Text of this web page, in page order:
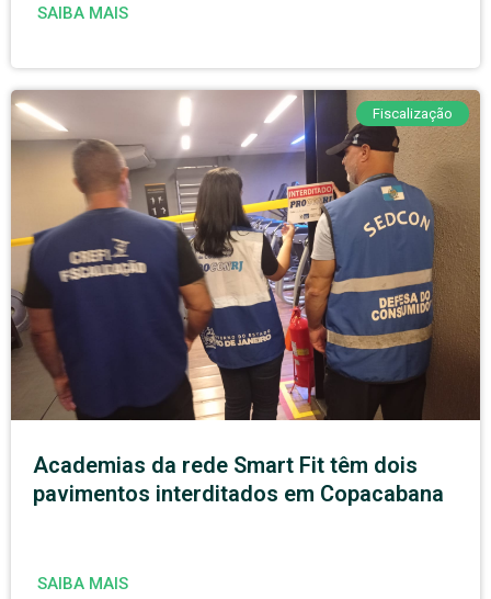
SAIBA MAIS
Fiscalização
Academias da rede Smart Fit têm dois
pavimentos interditados em Copacabana
SAIBA MAIS